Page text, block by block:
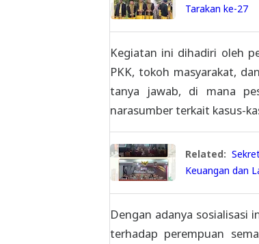
Tarakan ke-27
Kegiatan ini dihadiri oleh
PKK, tokoh masyarakat,
tanya jawab, di mana
narasumber terkait kasus-
Related:
Keuangan dan
Dengan adanya sosialisasi
terhadap perempuan